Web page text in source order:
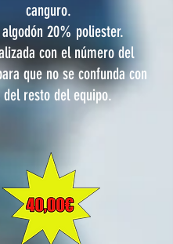
canguro.
20% poliester.
con el número del
que no se confunda con
del resto del equipo.